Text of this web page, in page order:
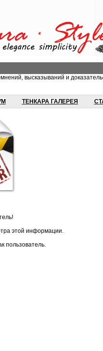
высказываний и
ТЕНКАРА ГАЛЕРЕЯ
этой информации.
пользователь.